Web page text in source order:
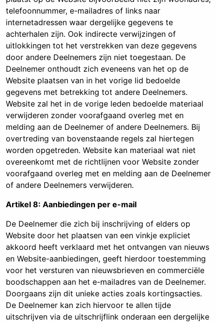
telefoonnummer, e-mailadres of links naar
internetadressen waar dergelijke gegevens te
achterhalen zijn. Ook indirecte verwijzingen of
uitlokkingen tot het verstrekken van deze gegevens
door andere Deelnemers zijn niet toegestaan. De
Deelnemer onthoudt zich eveneens van het op de
Website plaatsen van in het vorige lid bedoelde
gegevens met betrekking tot andere Deelnemers.
Website zal het in de vorige leden bedoelde materiaal
verwijderen zonder voorafgaand overleg met en
melding aan de Deelnemer of andere Deelnemers. Bij
overtreding van bovenstaande regels zal hiertegen
worden opgetreden. Website kan materiaal wat niet
overeenkomt met de richtlijnen voor Website zonder
voorafgaand overleg met en melding aan de Deelnemer
of andere Deelnemers verwijderen.
Artikel 8: Aanbiedingen per e-mail
De Deelnemer die zich bij inschrijving of elders op
Website door het plaatsen van een vinkje expliciet
akkoord heeft verklaard met het ontvangen van nieuws
en Website-aanbiedingen, geeft hierdoor toestemming
voor het versturen van nieuwsbrieven en commerciële
boodschappen aan het e-mailadres van de Deelnemer.
Doorgaans zijn dit unieke acties zoals kortingsacties.
De Deelnemer kan zich hiervoor te allen tijde
uitschrijven via de uitschrijflink onderaan een dergelijke